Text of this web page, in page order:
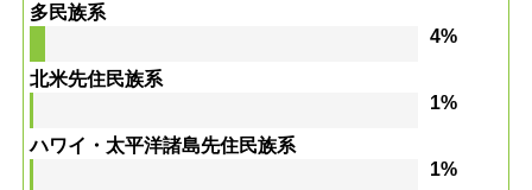
多民族系
4%
北米先住民族系
1%
ハワイ・太平洋諸島先住民族系
1%